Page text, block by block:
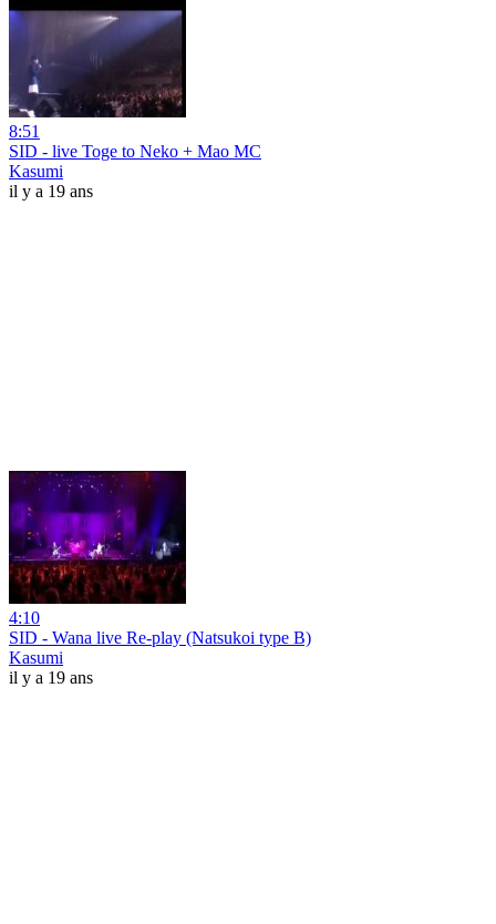
8:51
SID - live Toge to Neko + Mao MC
Kasumi
il y a 19 ans
4:10
SID - Wana live Re-play (Natsukoi type B)
Kasumi
il y a 19 ans